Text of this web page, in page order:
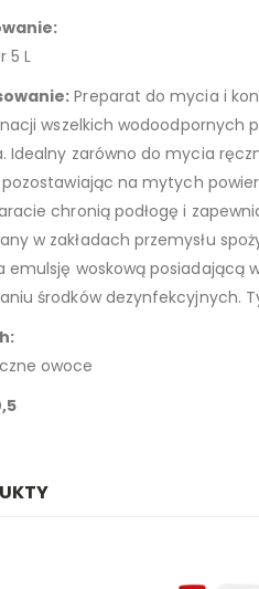
5 L
Preparat do mycia i
wszelkich wodoodpornych
Idealny zarówno do mycia
pozostawiając na mytych
chronią podłogę i
w zakładach przemysłu
emulsję woskową posiadającą
środków dezynfekcyjnych.
owoce